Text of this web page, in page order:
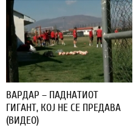
ВАРДАР – ПАДНАТИОТ
ГИГАНТ, КОЈ НЕ СЕ ПРЕДАВА
(ВИДЕО)